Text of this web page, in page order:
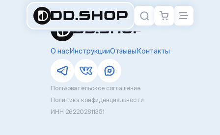
О насИнструкцииОтзывы Контакты
Пользовательское соглашение
Политика конфиденциальности
ИНН 262202811351